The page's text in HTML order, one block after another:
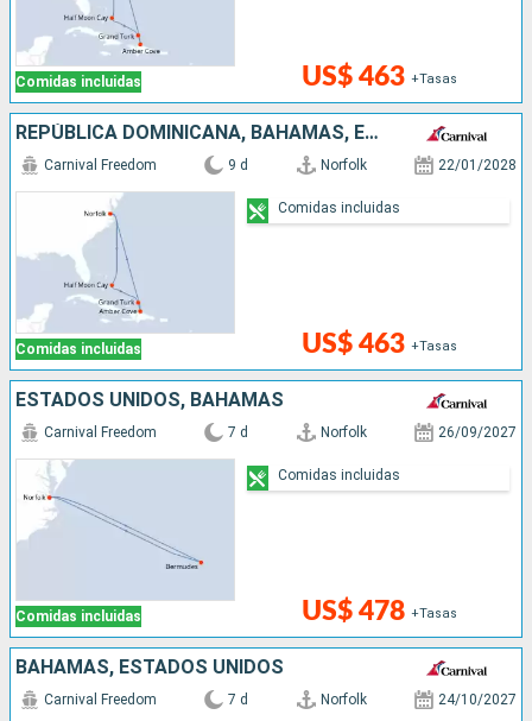
Comidas incluidas US$ 463 +Tasas
REPÚBLICA DOMINICANA, BAHAMAS, ESTADOS UNIDOS
Comidas incluidas
Carnival Freedom 9 d Norfolk 22/01/2028
US$ 463 +Tasas
Comidas incluidas
ESTADOS UNIDOS, BAHAMAS
Comidas incluidas
Carnival Freedom 7 d Norfolk 26/09/2027
US$ 478 +Tasas
Comidas incluidas
BAHAMAS, ESTADOS UNIDOS
Carnival Freedom 7 d Norfolk 24/10/2027